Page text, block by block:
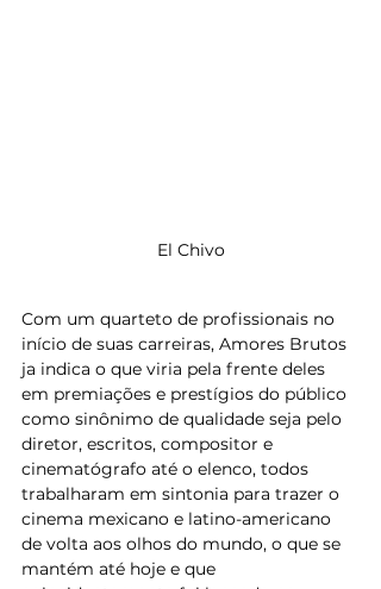
El Chivo
Com um quarteto de profissionais no
início de suas carreiras, Amores Brutos
ja indica o que viria pela frente deles
em premiações e prestígios do público
como sinônimo de qualidade seja pelo
diretor, escritos, compositor e
cinematógrafo até o elenco, todos
trabalharam em sintonia para trazer o
cinema mexicano e latino-americano
de volta aos olhos do mundo, o que se
mantém até hoje e que